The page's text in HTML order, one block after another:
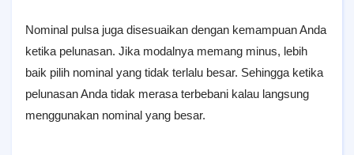
Nominal pulsa juga disesuaikan dengan kemampuan Anda
ketika pelunasan. Jika modalnya memang minus, lebih
baik pilih nominal yang tidak terlalu besar. Sehingga ketika
pelunasan Anda tidak merasa terbebani kalau langsung
menggunakan nominal yang besar.